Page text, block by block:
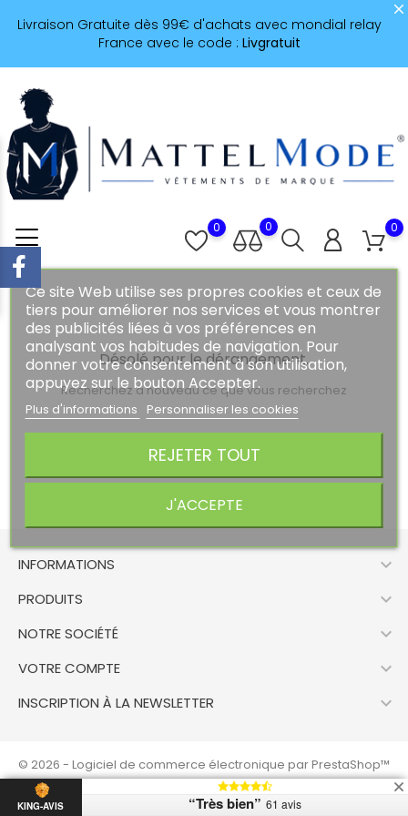
Livraison Gratuite dès 99€ d'achats avec mondial relay
France avec le code : Livgratuit
0
0
0
Ce site Web utilise ses propres cookies et ceux de
tiers pour améliorer nos services et vous montrer
des publicités liées à vos préférences en
analysant vos habitudes de navigation. Pour
donner votre consentement à son utilisation,
appuyez sur le bouton Accepter.
Plus d'informations Personnaliser les cookies
REJETER TOUT
J'ACCEPTE
Désolé pour le dérangement.
Recherchez à nouveau ce que vous recherchez
INFORMATIONS 
PRODUITS 
NOTRE SOCIÉTÉ 
VOTRE COMPTE 
INSCRIPTION À LA NEWSLETTER 
© 2026 - Logiciel de commerce électronique par PrestaShop™
KING-AVIS “Très bien” 61 avis